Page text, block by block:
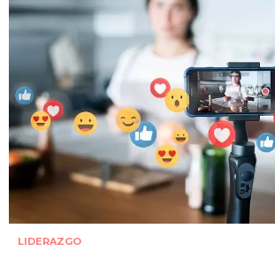
LIDERAZGO